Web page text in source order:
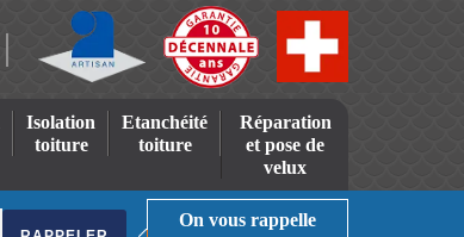
Isolation
toiture
Etanchéité
toiture
Réparation
et pose de
velux
On vous rappelle